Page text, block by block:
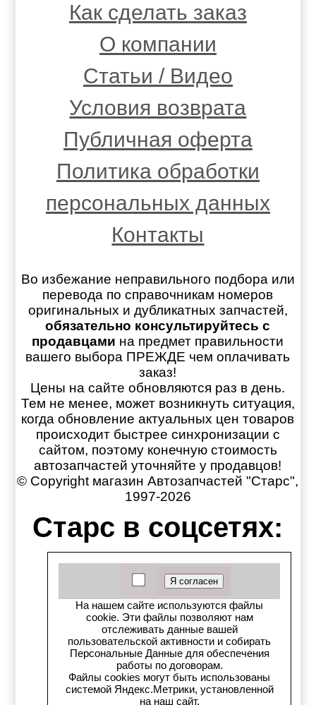
Как сделать заказ
О компании
Статьи / Видео
Условия возврата
Публичная оферта
Политика обработки
персональных данных
Контакты
Во избежание неправильного подбора или
перевода по справочникам номеров
оригинальных и дубликатных запчастей,
обязательно консультируйтесь с
продавцами на предмет правильности
вашего выбора ПРЕЖДЕ чем оплачивать
заказ!
Цены на сайте обновляются раз в день.
Тем не менее, может возникнуть ситуация,
когда обновление актуальных цен товаров
происходит быстрее синхронизации с
сайтом, поэтому конечную стоимость
автозапчастей уточняйте у продавцов!
© Copyright магазин Автозапчастей "Старс",
1997-2026
Старс в соцсетях:
Старс вКонтакте
Старс в YouTube
Телеграм-канал
Старс на Drom.ru
Старс в auto.ru
На нашем сайте используются файлы
cookie. Эти файлы позволяют нам
отслеживать данные вашей
пользовательской активности и собирать
Персональные Данные для обеспечения
работы по договорам.
Файлы cookies могут быть использованы
системой Яндекс.Метрики, установленной
на наш сайт.